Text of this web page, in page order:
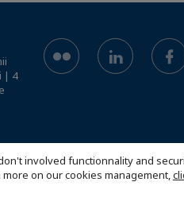
involved functionnality and
on our cookies management,
| 4